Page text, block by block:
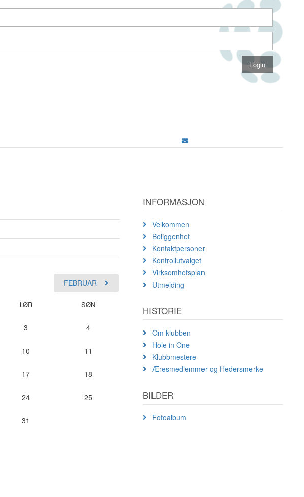
FEBRUAR
LØR SØN
3 4
10 11
17 18
24 25
31
INFORMASJON
Velkommen
Beliggenhet
Kontaktpersoner
Kontrollutvalget
Virksomhetsplan
Utmelding
HISTORIE
Om klubben
Hole in One
Klubbmestere
Æresmedlemmer og Hedersmerke
BILDER
Fotoalbum